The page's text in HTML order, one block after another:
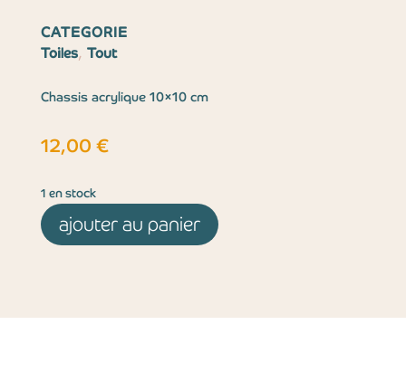
CATEGORIE
Toiles, Tout
Chassis acrylique 10×10 cm
12,00 €
1 en stock
ajouter au panier